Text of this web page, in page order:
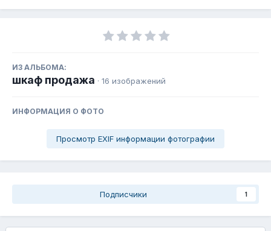
ИЗ АЛЬБОМА:
шкаф продажа · 16 изображений
ИНФОРМАЦИЯ О ФОТО
Просмотр EXIF информации фотографии
Подписчики 1